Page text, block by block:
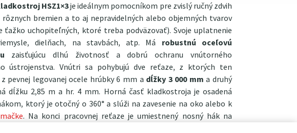
HSZ1×3je ideálnym pomocníkom pre zvislý ručný zdvih
rôznych bremien a to aj nepravidelných alebo objemných tvarov
ťažko uchopiteľných, ktoré treba podväzovať). Svoje uplatnenie
dielňach, na stavbách, atp. Má robustnú oceľovú
zaisťujúcu dlhú životnosť a dobrú ochranu vnútorného
ústrojenstva. Vnútri sa pohybujú dve reťaze, z ktorých ten
pevnej legovanej ocele hrúbky 6 mm a dĺžky 3 000 mm a druhý
dĺžku 2,85 m a hr. 4 mm. Horná časť kladkostroja je osadená
ktorý je otočný o 360° a slúži na zavesenie na oko alebo k
. Na konci pracovnej reťaze je umiestnený nosný hák na